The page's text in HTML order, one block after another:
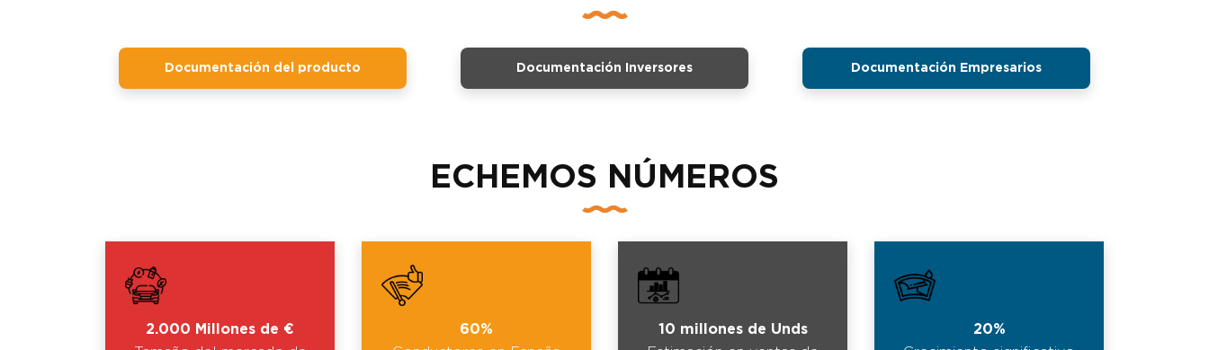
Documentación del producto Documentación Inversores Documentación Empresarios
ECHEMOS NÚMEROS
2.000 Millones de €
60%
10 millones de Unds
20%